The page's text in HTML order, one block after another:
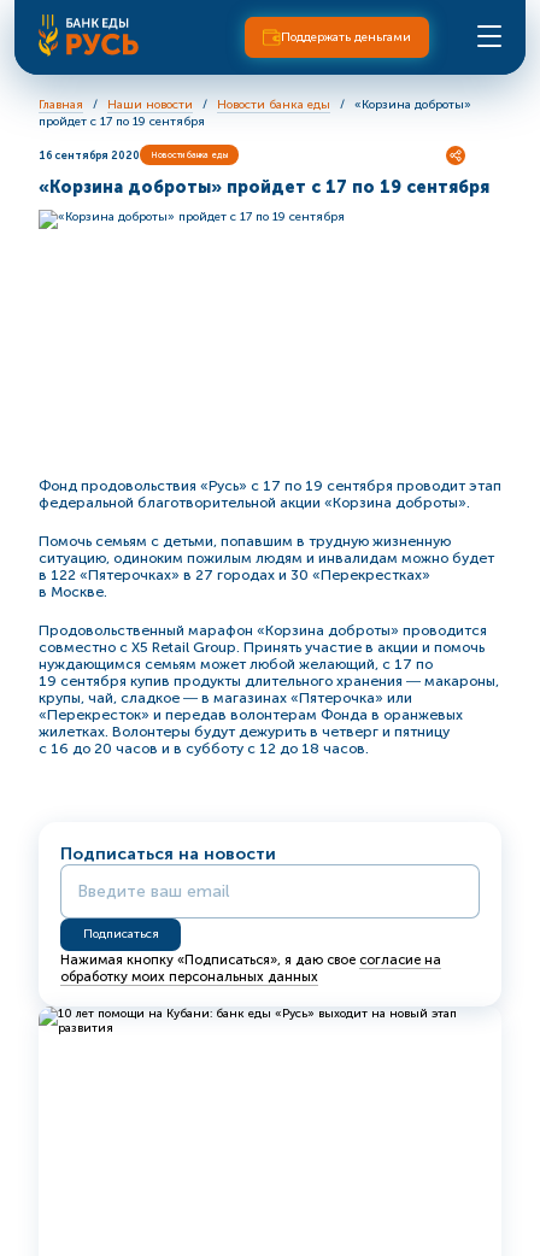
Поддержать деньгами
Главная Наши новости Новости банка еды
«Корзина доброты»
пройдет с 17 по 19 сентября
16 сентября 2020 Новости банка еды
«Корзина доброты» пройдет с 17 по 19 сентября
Фонд продовольствия «Русь» с 17 по 19 сентября проводит этап
федеральной благотворительной акции «Корзина доброты».
Помочь семьям с детьми, попавшим в трудную жизненную
ситуацию, одиноким пожилым людям и инвалидам можно будет
в 122 «Пятерочках» в 27 городах и 30 «Перекрестках»
в Москве.
Продовольственный марафон «Корзина доброты» проводится
совместно с Х5 Retail Group. Принять участие в акции и помочь
нуждающимся семьям может любой желающий, с 17 по
19 сентября купив продукты длительного хранения ― макароны,
крупы, чай, сладкое ― в магазинах «Пятерочка» или
«Перекресток» и передав волонтерам Фонда в оранжевых
жилетках. Волонтеры будут дежурить в четверг и пятницу
с 16 до 20 часов и в субботу с 12 до 18 часов.
Подписаться на новости
Нажимая кнопку «Подписаться», я даю свое согласие на
обработку моих персональных данных